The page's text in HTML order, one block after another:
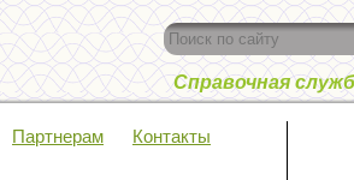
Справочная
Партнерам
Контакты